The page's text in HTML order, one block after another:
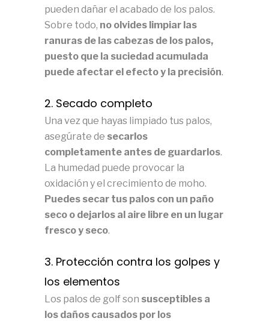
pueden dañar el acabado de los palos.
Sobre todo, no olvides limpiar las
ranuras de las cabezas de los palos,
puesto que la suciedad acumulada
puede afectar el efecto y la precisión.
2. Secado completo
Una vez que hayas limpiado tus palos,
asegúrate de secarlos
completamente antes de guardarlos.
La humedad puede provocar la
oxidación y el crecimiento de moho.
Puedes secar tus palos con un paño
seco o dejarlos al aire libre en un lugar
fresco y seco.
3. Protección contra los golpes y
los elementos
Los palos de golf son susceptibles a
los daños causados por los